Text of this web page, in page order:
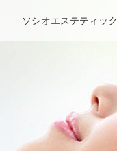
ソシオエステティック